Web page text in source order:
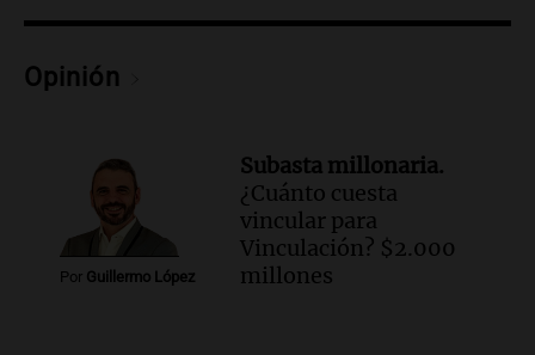
Episodios
Audio.
Episodios
Audio.
José Roccuzzo, cortes de carne y
compras de Antonella: bromas en
Rosario.
Opinión
Por Guillermo López
Subasta millonaria.
¿Cuánto cuesta
vincular para
Vinculación? $2.000
millones